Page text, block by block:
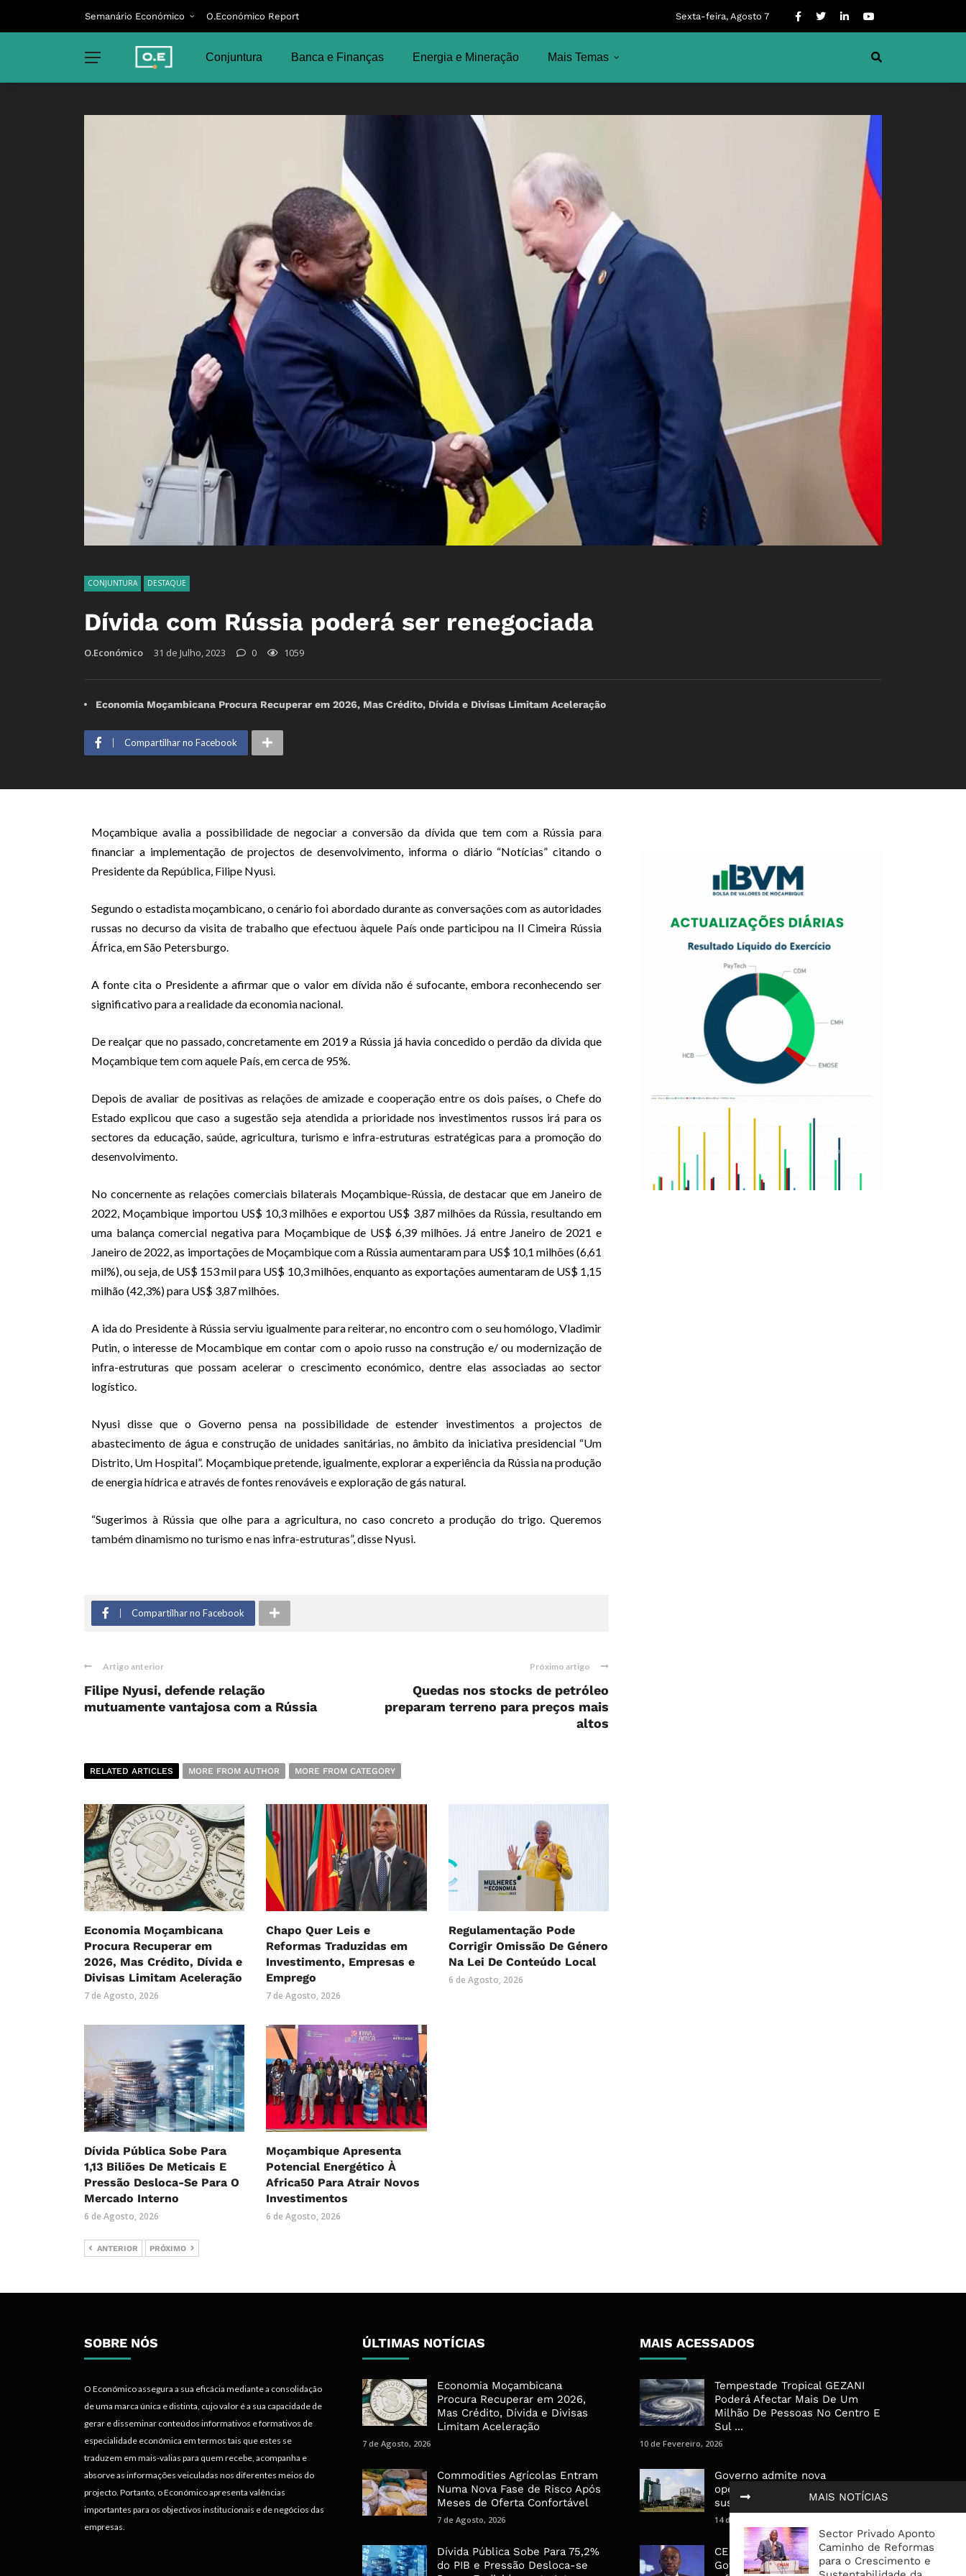
Semanário Económico O.Económico Report Sexta-feira, Agosto 7
Conjuntura Banca e Finanças Energia e Mineração Mais Temas
CONJUNTURA DESTAQUE
Dívida com Rússia poderá ser renegociada
O.Económico 31 de Julho, 2023 0 1059
Economia Moçambicana Procura Recuperar em 2026, Mas Crédito, Dívida e Divisas Limitam Aceleração
Compartilhar no Facebook
Moçambique avalia a possibilidade de negociar a conversão da dívida que tem com a Rússia para
financiar a implementação de projectos de desenvolvimento, informa o diário “Notícias” citando o
Presidente da República, Filipe Nyusi.
Segundo o estadista moçambicano, o cenário foi abordado durante as conversações com as autoridades
russas no decurso da visita de trabalho que efectuou àquele País onde participou na II Cimeira Rússia
África, em São Petersburgo.
A fonte cita o Presidente a afirmar que o valor em dívida não é sufocante, embora reconhecendo ser
significativo para a realidade da economia nacional.
De realçar que no passado, concretamente em 2019 a Rússia já havia concedido o perdão da divida que
Moçambique tem com aquele País, em cerca de 95%.
Depois de avaliar de positivas as relações de amizade e cooperação entre os dois países, o Chefe do
Estado explicou que caso a sugestão seja atendida a prioridade nos investimentos russos irá para os
sectores da educação, saúde, agricultura, turismo e infra-estruturas estratégicas para a promoção do
desenvolvimento.
No concernente as relações comerciais bilaterais Moçambique-Rússia, de destacar que em Janeiro de
2022, Moçambique importou US$ 10,3 milhões e exportou US$ 3,87 milhões da Rússia, resultando em
uma balança comercial negativa para Moçambique de US$ 6,39 milhões. Já entre Janeiro de 2021 e
Janeiro de 2022, as importações de Moçambique com a Rússia aumentaram para US$ 10,1 milhões (6,61
mil%), ou seja, de US$ 153 mil para US$ 10,3 milhões, enquanto as exportações aumentaram de US$ 1,15
milhão (42,3%) para US$ 3,87 milhões.
A ida do Presidente à Rússia serviu igualmente para reiterar, no encontro com o seu homólogo, Vladimir
Putin, o interesse de Mocambique em contar com o apoio russo na construção e/ ou modernização de
infra-estruturas que possam acelerar o crescimento económico, dentre elas associadas ao sector
logístico.
Nyusi disse que o Governo pensa na possibilidade de estender investimentos a projectos de
abastecimento de água e construção de unidades sanitárias, no âmbito da iniciativa presidencial “Um
Distrito, Um Hospital”. Moçambique pretende, igualmente, explorar a experiência da Rússia na produção
de energia hídrica e através de fontes renováveis e exploração de gás natural.
“Sugerimos à Rússia que olhe para a agricultura, no caso concreto a produção do trigo. Queremos
também dinamismo no turismo e nas infra-estruturas”, disse Nyusi.
Compartilhar no Facebook
Artigo anterior
Filipe Nyusi, defende relação
mutuamente vantajosa com a Rússia
Próximo artigo
Quedas nos stocks de petróleo
preparam terreno para preços mais
altos
RELATED ARTICLES MORE FROM AUTHOR MORE FROM CATEGORY
Economia Moçambicana
Procura Recuperar em
2026, Mas Crédito, Dívida e
Divisas Limitam Aceleração
7 de Agosto, 2026
Chapo Quer Leis e
Reformas Traduzidas em
Investimento, Empresas e
Emprego
7 de Agosto, 2026
Regulamentação Pode
Corrigir Omissão De Género
Na Lei De Conteúdo Local
6 de Agosto, 2026
Dívida Pública Sobe Para
1,13 Biliões De Meticais E
Pressão Desloca-Se Para O
Mercado Interno
6 de Agosto, 2026
Moçambique Apresenta
Potencial Energético À
Africa50 Para Atrair Novos
Investimentos
6 de Agosto, 2026
ANTERIOR PRÓXIMO
MAIS NOTÍCIAS
Sector Privado Aponto
Caminho de Reformas
para o Crescimento e
SOBRE NÓS
O Económico assegura a sua eficácia mediante a consolidação
de uma marca única e distinta, cujo valor é a sua capacidade de
gerar e disseminar conteúdos informativos e formativos de
especialidade económica em termos tais que estes se
traduzem em mais-valias para quem recebe, acompanha e
absorve as informações veiculadas nos diferentes meios do
projecto. Portanto, o Económico apresenta valências
importantes para os objectivos institucionais e de negócios das
empresas.
ÚLTIMAS NOTÍCIAS
Economia Moçambicana
Procura Recuperar em 2026,
Mas Crédito, Dívida e Divisas
Limitam Aceleração
7 de Agosto, 2026
Commodities Agrícolas Entram
Numa Nova Fase de Risco Após
Meses de Oferta Confortável
7 de Agosto, 2026
Dívida Pública Sobe Para 75,2%
do PIB e Pressão Desloca-se
MAIS ACESSADOS
Tempestade Tropical GEZANI
Poderá Afectar Mais De Um
Milhão De Pessoas No Centro E
Sul ...
10 de Fevereiro, 2026
Governo admite nova
operadora para a Mozal após
suspensão das operações
14 de Março, 2026
CEO do Standard Bank pede ao
Governo que “saia do caminho”